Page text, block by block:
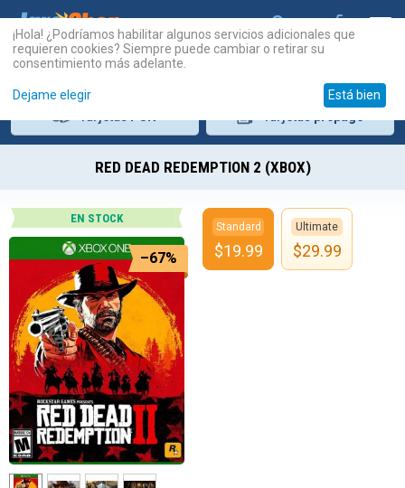
RED DEAD REDEMPTION 2 (XBOX)
EN STOCK
–67%
Standard
$19.99
Ultimate
$29.99
¡Hola! ¿Podríamos habilitar algunos servicios adicionales que
requieren cookies? Siempre puede cambiar o retirar su
consentimiento más adelante.
Dejame elegir Está bien